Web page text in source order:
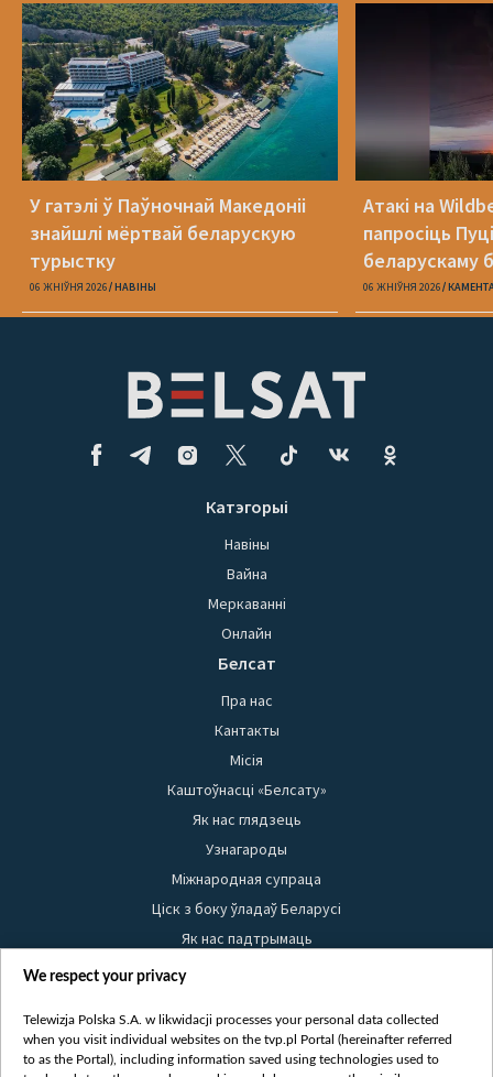
У гатэлі ў Паўночнай Македоніі
знайшлі мёртвай беларускую
турыстку
06 ЖНІЎНЯ 2026 НАВІНЫ
Атакі на
папросіць
беларускаму
06 ЖНІЎНЯ 2026
Катэгорыі
Навіны
Вайна
Меркаванні
Онлайн
Белсат
Пра нас
Кантакты
Місія
Каштоўнасці «Белсату»
Як нас глядзець
Узнагароды
Міжнародная супраца
Ціск з боку ўладаў Беларусі
Як нас падтрымаць
Правілы выкарыстання матэрыялаў
Бяспека
Youtube
We respect your privacy
Telewizja Polska S.A. w likwidacji processes your personal data collected
when you visit individual websites on the tvp.pl Portal (hereinafter referred
to as the Portal), including information saved using technologies used to